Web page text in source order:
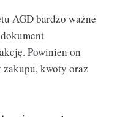
AGD bardzo ważne
Powinien on
kwoty oraz